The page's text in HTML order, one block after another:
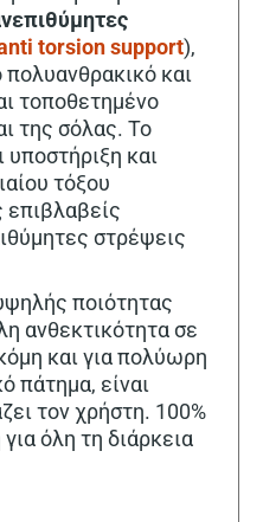
torsion support),
και
τοποθετημένο
της σόλας. Το
υποστήριξη και
τόξου
επιβλαβείς
στρέψεις
ποιότητας
ανθεκτικότητα σε
και για πολύωρη
πάτημα, είναι
τον χρήστη. 100%
όλη τη διάρκεια